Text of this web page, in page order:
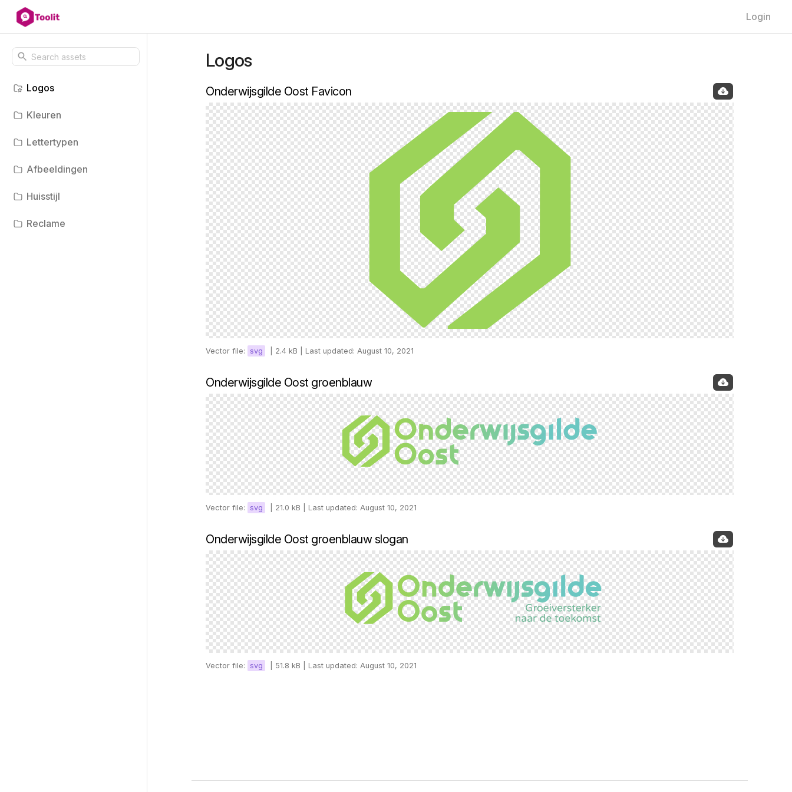
Login
Logos
Kleuren
Lettertypen
Afbeeldingen
Huisstijl
Reclame
Logos
Onderwijsgilde Oost Favicon
Vector file: svg 2.4 kB | Last updated: August 10, 2021
Onderwijsgilde Oost groenblauw
Vector file: svg 21.0 kB | Last updated: August 10, 2021
Onderwijsgilde Oost groenblauw slogan
Vector file: svg 51.8 kB | Last updated: August 10, 2021